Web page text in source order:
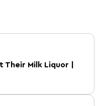
Their Milk Liquor |